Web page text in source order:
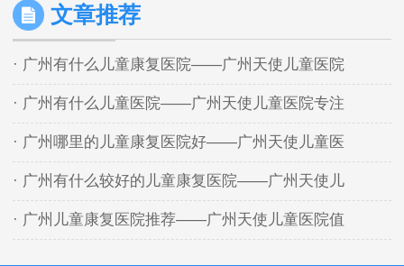
文章推荐
· 广州有什么儿童康复医院——广州天使儿童医院
· 广州有什么儿童医院——广州天使儿童医院专注
· 广州哪里的儿童康复医院好——广州天使儿童医
· 广州有什么较好的儿童康复医院——广州天使儿
· 广州儿童康复医院推荐——广州天使儿童医院值